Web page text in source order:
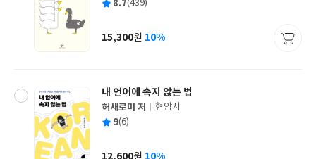
쓴
출
사
평 8.7(439)
가
15,300원 10%
내 언어에 속지 않는 법
글
쓴
허새로미 저
출
사
현암사
평 9(6)
12,600 10%